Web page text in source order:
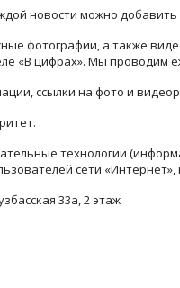
новости можно
фотографии, а также
«В цифрах». Мы проводим
ссылки на фото и
технологии
сети
33а, 2 этаж